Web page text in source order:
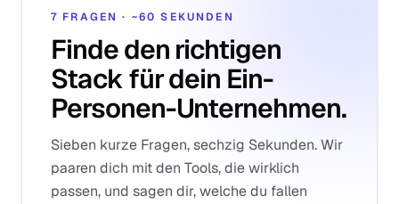
7 FRAGEN · ~60 SEKUNDEN
Finde den richtigen
Stack für dein Ein-
Personen-Unternehmen.
Sieben kurze Fragen, sechzig Sekunden. Wir
paaren dich mit den Tools, die wirklich
passen, und sagen dir, welche du fallen